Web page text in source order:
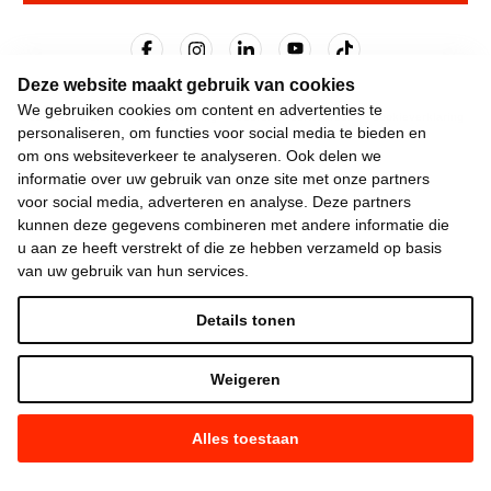
Deze website maakt gebruik van cookies
We gebruiken cookies om content en advertenties te
personaliseren, om functies voor social media te bieden en
om ons websiteverkeer te analyseren. Ook delen we
informatie over uw gebruik van onze site met onze partners
voor social media, adverteren en analyse. Deze partners
kunnen deze gegevens combineren met andere informatie die
u aan ze heeft verstrekt of die ze hebben verzameld op basis
van uw gebruik van hun services.
Alles toestaan
Weigeren
Details tonen
©2026Vooruit —Privacyverklaring—Gebruiksvoorwaarden—Cookieverklaring
—Gemaakt met NationBuilder